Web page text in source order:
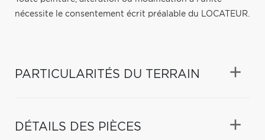
nécessite le consentement écrit préalable du LOCATEUR.
PARTICULARITÉS DU TERRAIN
DÉTAILS DES PIÈCES